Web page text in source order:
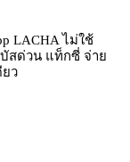
LACHA ไม่ใช้
บัสด่วน แท็กซี่ จ่าย
ว